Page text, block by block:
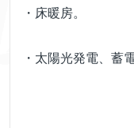
・床暖房。
・太陽光発電、蓄